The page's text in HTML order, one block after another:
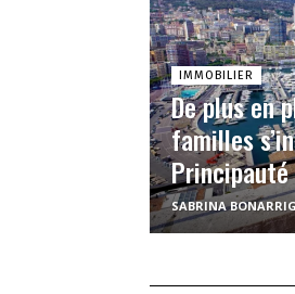
IMMOBILIER
De plus en
familles
Principauté
SABRINA